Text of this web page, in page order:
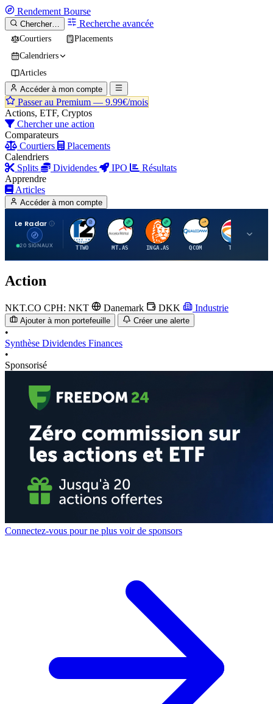
Rendement Bourse
Chercher… Recherche avancée
Courtiers
Placements
Calendriers
Articles
Accéder à mon compte
Passer au Premium — 9.99€/mois
Actions, ETF, Cryptos
Chercher une action
Comparateurs
Courtiers
Placements
Calendriers
Splits
Dividendes IPO
Résultats
Apprendre
Articles
Accéder à mon compte
Le Radar
20 SIGNAUX
T
TTWO
A
MT.AS
I
INGA.AS
Q
QCOM
T
TTE
Action
NKT.CO CPH: NKT Danemark DKK Industrie
Ajouter à mon portefeuille Créer une alerte
•
Synthèse Dividendes Finances
•
Sponsorisé
Connectez-vous pour ne plus voir de sponsors